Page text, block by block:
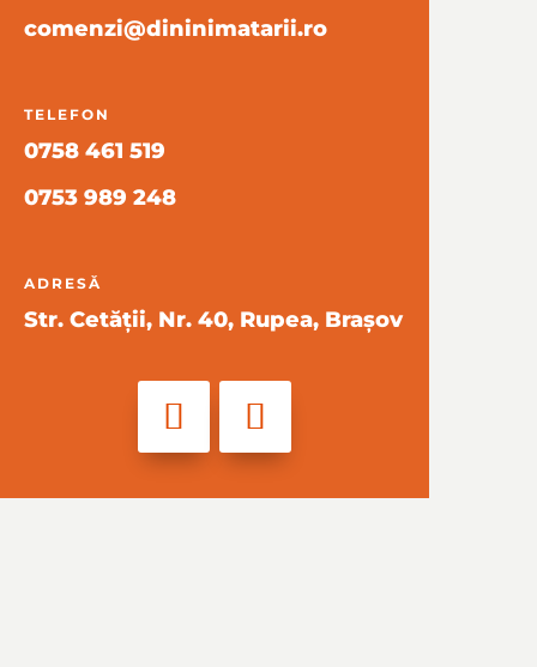
comenzi@dininimatarii.ro
TELEFON
0758 461 519
0753 989 248
ADRESĂ
Str. Cetății, Nr. 40, Rupea, Brașov